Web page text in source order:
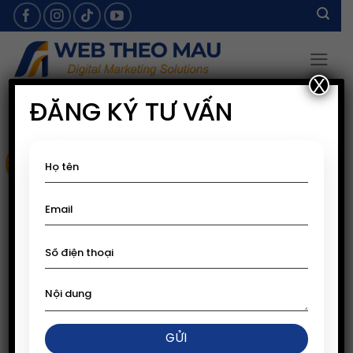
Skip
to
content
Sale!
ĐĂNG KÝ TƯ VẤN
X